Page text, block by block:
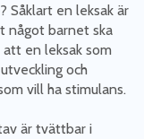
Såklart en leksak är
något barnet ska
en leksak som
och
vill ha stimulans.
är tvättbar i